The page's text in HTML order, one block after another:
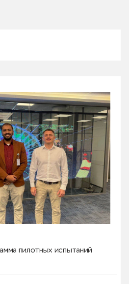
пилотных испытаний